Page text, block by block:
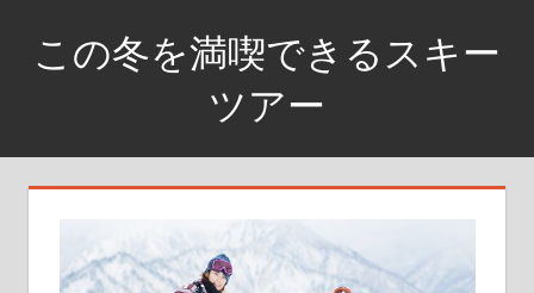
ツ
この冬を満喫できるスキー
ツアー
銀
世